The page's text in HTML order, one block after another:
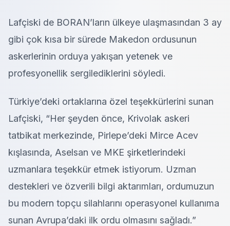
Lafçiski de BORAN’ların ülkeye ulaşmasından 3 ay
gibi çok kısa bir sürede Makedon ordusunun
askerlerinin orduya yakışan yetenek ve
profesyonellik sergilediklerini söyledi.
Türkiye’deki ortaklarına özel teşekkürlerini sunan
Lafçiski, “Her şeyden önce, Krivolak askeri
tatbikat merkezinde, Pirlepe’deki Mirce Acev
kışlasında, Aselsan ve MKE şirketlerindeki
uzmanlara teşekkür etmek istiyorum. Uzman
destekleri ve özverili bilgi aktarımları, ordumuzun
bu modern topçu silahlarını operasyonel kullanıma
sunan Avrupa’daki ilk ordu olmasını sağladı.”